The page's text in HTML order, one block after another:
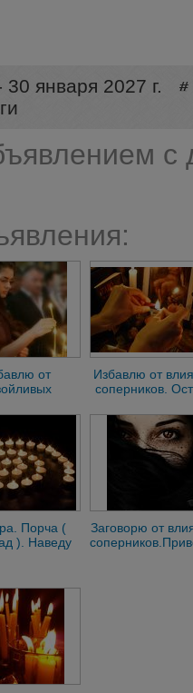
30 января 2027 г.
с
от
Избавлю от
соперников.
Порча (
). Наведу
Заговорю от